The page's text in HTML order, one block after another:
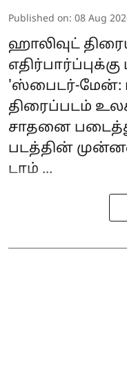
Published on: 08 Aug
ஹாலிவுட்
'ஸ்பைடர்-மேன்:
திரைப்படம்
சாதனை
படத்தின்
டாம் ...